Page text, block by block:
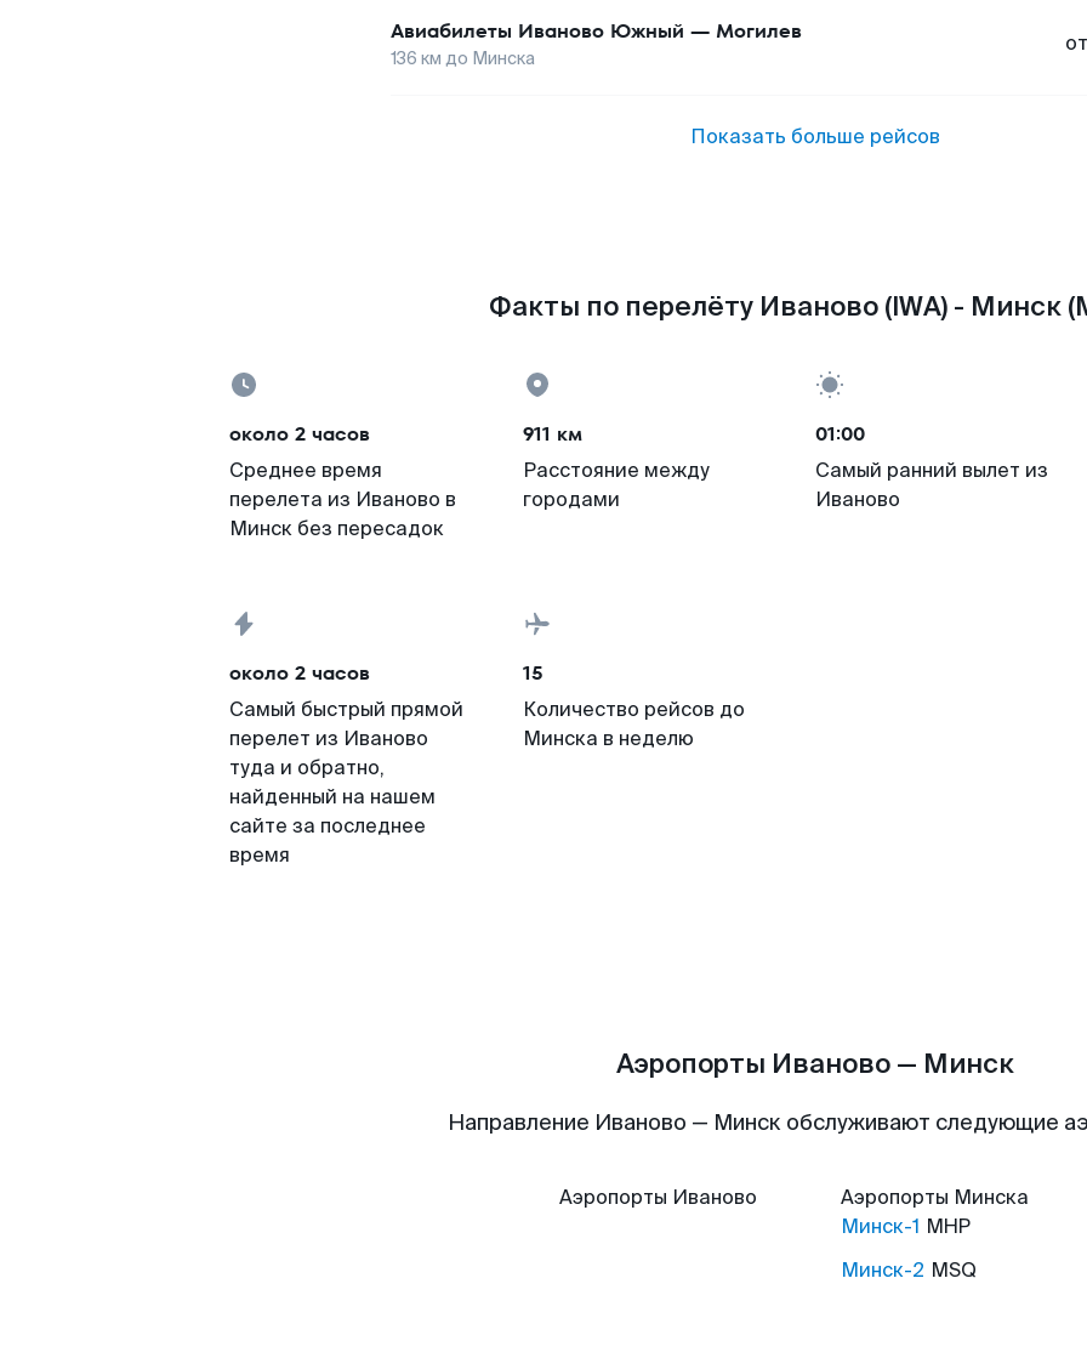
Авиабилеты Иваново Южный — Могилев
136 км до Минска
от
Показать больше рейсов
Факты по перелёту Иваново (IWA) - Минск
около 2 часов
Среднее время
перелета из Иваново в
Минск без пересадок
911 км
Расстояние между
городами
01:00
Самый ранний вылет из
Иваново
около 2 часов
Самый быстрый прямой
перелет из Иваново
туда и обратно,
найденный на нашем
сайте за последнее
время
15
Количество рейсов до
Минска в неделю
Аэропорты Иваново — Минск
Направление Иваново — Минск обслуживают следующие
Аэропорты Иваново Аэропорты Минска
Минск-1 MHP
Минск-2 MSQ